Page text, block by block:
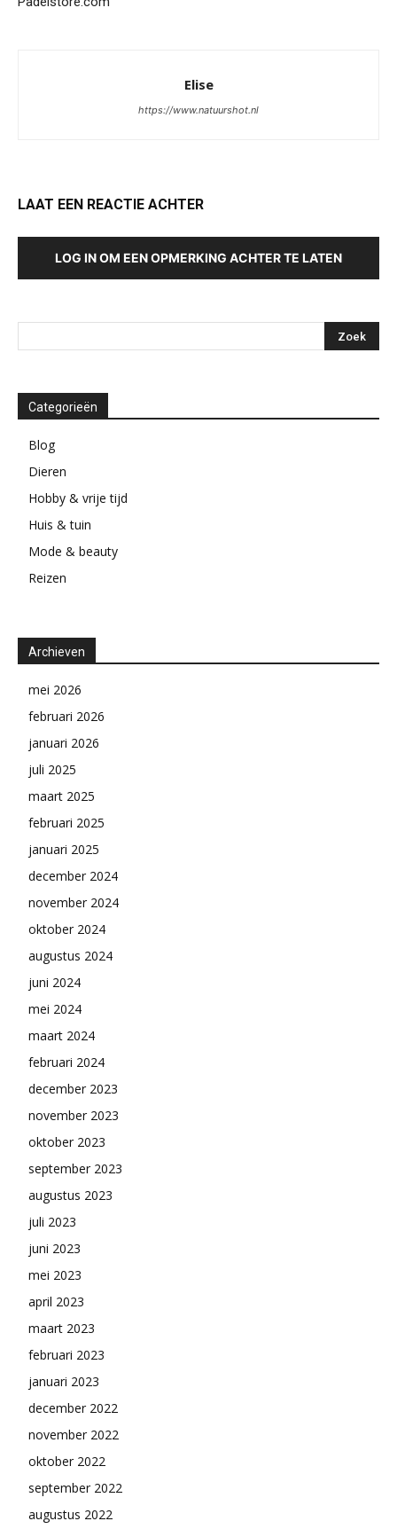
Elise
https://www.natuurshot.nl
LAAT EEN REACTIE ACHTER
LOG IN OM EEN OPMERKING ACHTER TE LATEN
Categorieën
Blog
Dieren
Hobby & vrije tijd
Huis & tuin
Mode & beauty
Reizen
Archieven
mei 2026
februari 2026
januari 2026
juli 2025
maart 2025
februari 2025
januari 2025
december 2024
november 2024
oktober 2024
augustus 2024
juni 2024
mei 2024
maart 2024
februari 2024
december 2023
november 2023
oktober 2023
september 2023
augustus 2023
juli 2023
juni 2023
mei 2023
april 2023
maart 2023
februari 2023
januari 2023
december 2022
november 2022
oktober 2022
september 2022
augustus 2022